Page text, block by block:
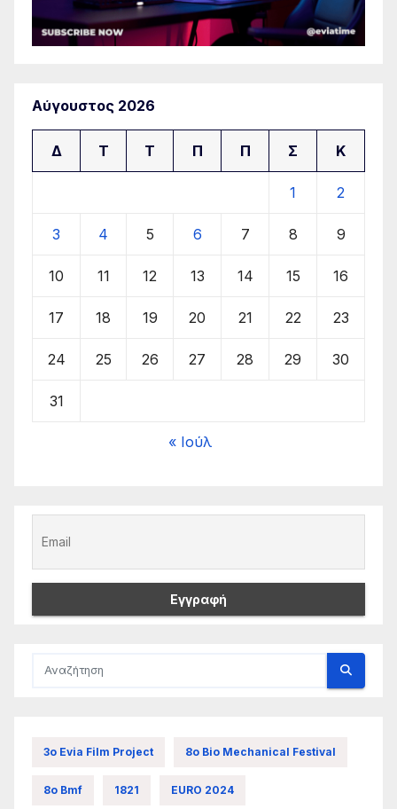
Αύγουστος 2026
Δ Τ Τ Π Π Σ Κ
1 2
3 4 5 6 7 8 9
10 11 12 13 14 15 16
17 18 19 20 21 22 23
24 25 26 27 28 29 30
31
« Ιούλ
3ο Evia Film Project 8ο Bio Mechanical Festival
8ο Bmf 1821 EURO 2024